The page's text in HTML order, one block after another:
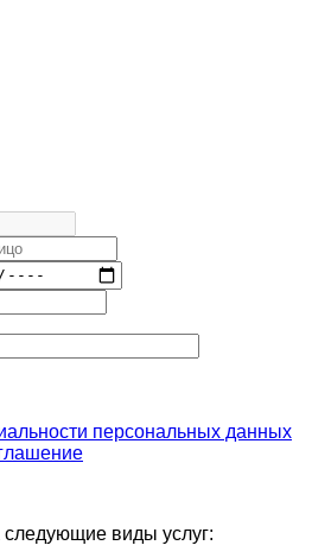
персональных данных
виды услуг: